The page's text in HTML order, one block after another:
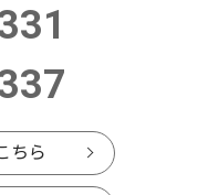
ちら